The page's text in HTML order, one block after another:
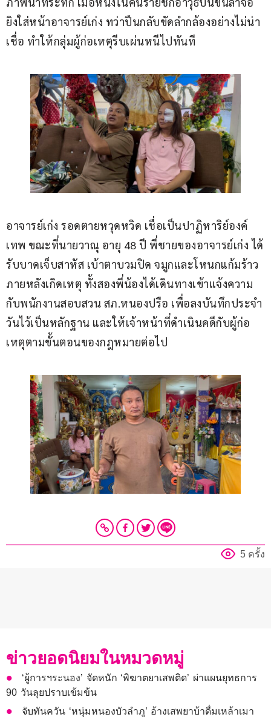
ยิงใส่หน้าอาจารย์เก่ง ทว่าปืนกลับขัดลำกล้องอย่างไม่น่า
เชื่อ ทำให้กลุ่มผู้ก่อเหตุรีบเผ่นหนีไปทันที
อาจารย์เก่ง รอดตายหวุดหวิด เชื่อเป็นปาฏิหาริย์องค์
เทพ ขณะที่นายวาณุ อายุ 48 ปี พี่ชายของอาจารย์เก่ง ได้
รับบาดเจ็บสาหัส เบ้าตาบวมปิด จมูกและโหนกแก้มร้าว
ภายหลังเกิดเหตุ ทั้งสองพี่น้องได้เดินทางเข้าแจ้งความ
กับพนักงานสอบสวน สภ.หนองปรือ เพื่อลงบันทึกประจำ
วันไว้เป็นหลักฐาน และให้เจ้าหน้าที่ดำเนินคดีกับผู้ก่อ
เหตุตามขั้นตอนของกฎหมายต่อไป
5 ครั้ง
ข่าวยอดนิยมในหมวดหมู่
‘ผู้การฯระนอง’ จัดหนัก ‘พิฆาตยาเสพติด’ ผ่าแผนยุทธการ
90 วันลุยปราบเข้มข้น
จับทันควัน ‘หนุ่มหนองบัวลำภู’ อ้างเสพยาบ้าดื่มเหล้าเมา